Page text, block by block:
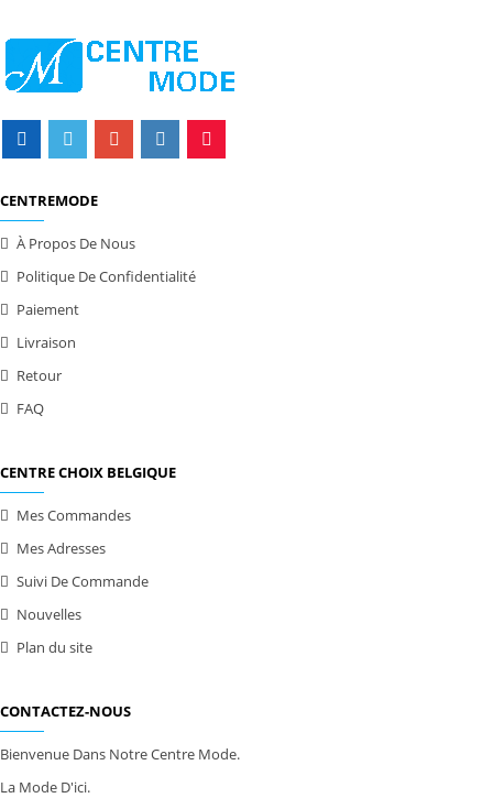
CENTREMODE
À Propos De Nous
Politique De Confidentialité
Paiement
Livraison
Retour
FAQ
CENTRE CHOIX BELGIQUE
Mes Commandes
Mes Adresses
Suivi De Commande
Nouvelles
Plan du site
CONTACTEZ-NOUS
Bienvenue Dans Notre Centre Mode.
La Mode D'ici.